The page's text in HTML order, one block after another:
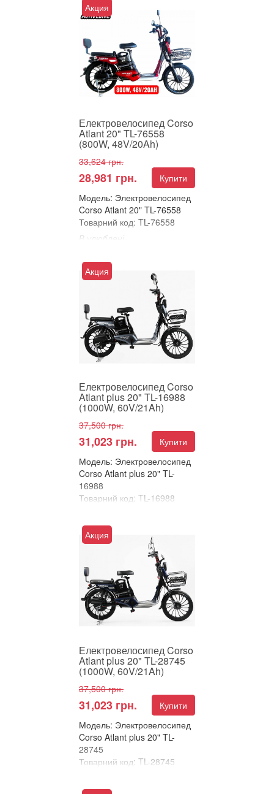
ЕЛЕКТРОВЕЛОСИПЕД
CORSO ATLANT 20" –
НАДІЙНА КЛАСИКА ТА
ТЕХНОЛОГІЇ В КОМПАКТІ!
Пропонуємо унів...
Акция
Електровелосипед Corso
Atlant 20" TL-76558
(800W, 48V/20Ah)
33,624 грн.
28,981 грн.
Купити
Модель: Электровелосипед
Corso Atlant 20" TL-76558
Товарний код: TL-76558
В улюблені
ЕЛЕКТРОВЕЛОСИПЕД
CORSO ATLANT 20" –
НАДІЙНА КЛАСИКА ТА
ТЕХНОЛОГІЇ В КОМПАКТІ!
Пропонуємо унів...
Акция
Електровелосипед Corso
Atlant plus 20" TL-16988
(1000W, 60V/21Ah)
37,500 грн.
31,023 грн.
Купити
Модель: Электровелосипед
Corso Atlant plus 20" TL-
16988
Товарний код: TL-16988
Порівняти
ЕЛЕКТРОВЕЛОСИПЕД
CORSO ATLANT PLUS 20" –
НАДІЙНИЙ ТА ПОТУЖНИЙ
АТЛАНТ У СВІТІ
КОМПАКТНИХ ЕЛЕКТРОБ...
Акция
Електровелосипед Corso
Atlant plus 20" TL-28745
(1000W, 60V/21Ah)
37,500 грн.
31,023 грн.
Купити
Модель: Электровелосипед
Corso Atlant plus 20" TL-
28745
Товарний код: TL-28745
Порівняти